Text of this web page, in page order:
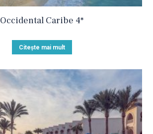
Occidental Caribe 4*
Citește mai mult